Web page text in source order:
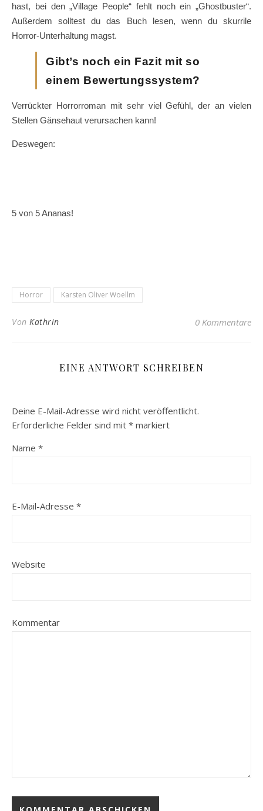
hast, bei den „Village People“ fehlt noch ein „Ghostbuster“.
Außerdem solltest du das Buch lesen, wenn du skurrile
Horror-Unterhaltung magst.
Gibt’s noch ein Fazit mit so
einem Bewertungssystem?
Verrückter Horrorroman mit sehr viel Gefühl, der an vielen
Stellen Gänsehaut verursachen kann!
Deswegen:
5 von 5 Ananas!
Horror Karsten Oliver Woellm
Von Kathrin 0 Kommentare
EINE ANTWORT SCHREIBEN
Deine E-Mail-Adresse wird nicht veröffentlicht.
Erforderliche Felder sind mit * markiert
Name *
E-Mail-Adresse *
Website
Kommentar